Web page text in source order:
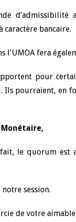
d’admissibilité
bancaire.
l'UMOA fera
pour
Ils pourraient, en
Monétaire,
le quorum est
session.
de votre